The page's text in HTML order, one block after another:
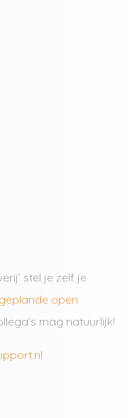
stel je zelf je
geplande open
mag natuurlijk!